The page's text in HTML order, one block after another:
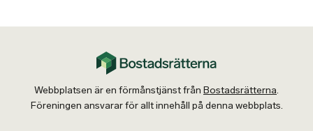
Webbplatsen är en förmånstjänst från Bostadsrätterna.
Föreningen ansvarar för allt innehåll på denna webbplats.